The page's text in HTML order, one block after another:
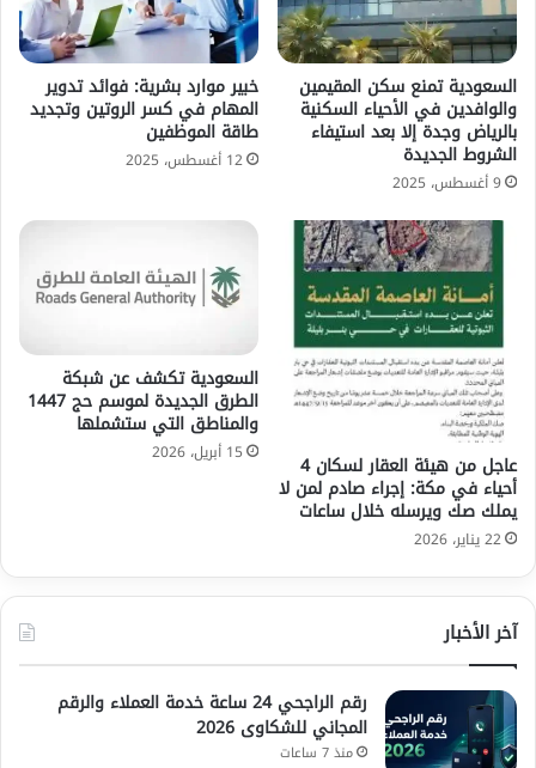
السعودية تمنع سكن المقيمين
والوافدين في الأحياء السكنية
بالرياض وجدة إلا بعد استيفاء
الشروط الجديدة
9 أغسطس، 2025
خبير موارد بشرية: فوائد تدوير
المهام في كسر الروتين وتجديد
طاقة الموظفين
12 أغسطس، 2025
عاجل من هيئة العقار لسكان 4
أحياء في مكة: إجراء صادم لمن لا
يملك صك ويرسله خلال ساعات
22 يناير، 2026
السعودية تكشف عن شبكة
الطرق الجديدة لموسم حج 1447
والمناطق التي ستشملها
15 أبريل، 2026
آخر الأخبار
رقم الراجحي 24 ساعة خدمة العملاء والرقم
المجاني للشكاوى 2026
منذ 7 ساعات